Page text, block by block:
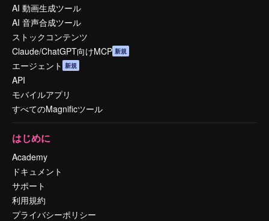
AI 動画生成ツール
AI 音声合成ツール
ストックコンテンツ
Claude/ChatGPT向けMCP 新規
エージェント 新規
API
モバイルアプリ
すべてのMagnificツール
はじめに
Academy
ドキュメント
サポート
利用規約
プライバシーポリシー